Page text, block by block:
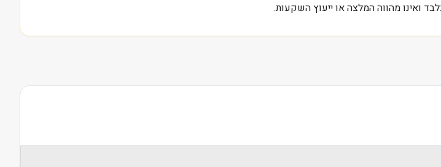
ואינו מהווה המלצה או ייעוץ השקעות.